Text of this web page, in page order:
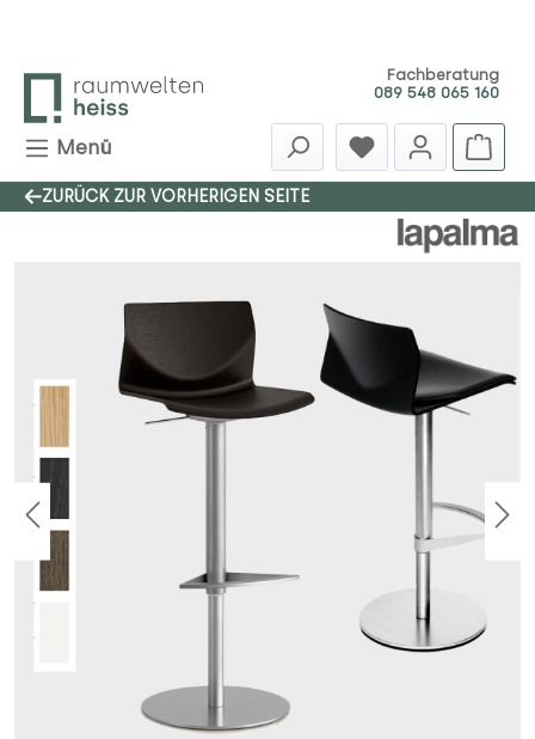
Fachberatung
089 548 065 160
Menü
ZURÜCK ZUR VORHERIGEN SEITE